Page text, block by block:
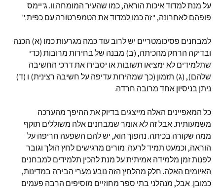
על מנת למדוד איכות הוראה, כמו שהעיר המומחה וו. ג'יימס
פופהם לאחרונה, "זה כמו למדוד את הטמפרטורה עם כפית."
למבחנים פסיכומטריים יש לרוב עוד כמה מגרעות כמו (א) הכנה
ובדיקה הרחק מהכיתה, (ב) מבנה של בחירות מרובות (כדי
שתלמידים לא ימציאו תשובות או יסבירו את דרכי החשיבה
שלהם), (ג) תזמון (כך שמהירות עדיפה על חשיבה רצינית) ו (ד)
ניתן בניסיון אחד מרובה חרדה.
כל המאפיינים האלה מייצגים בדיוק את ההיפך מהערכה
משמעותית. אבל זה לא אומר שמבחנים אלה משוללים תוקף
ממה שקורה בכיתה. נהפוך הוא, יש להם השפעה חריפה על
הוראה, וכמעט תמיד לרעה. מורים מרגישים לחץ הולך וגובר
לפנות זמן מלמידה אמיתית על מנת להכין תלמידים למבחנים
האיומים האלה. חלק מהלחץ הזה נובע מערי הבירה במדינות,
כמובן. אבל, מנהלני בתי ספר מחוזיים מוסיפים הרבה פעמים